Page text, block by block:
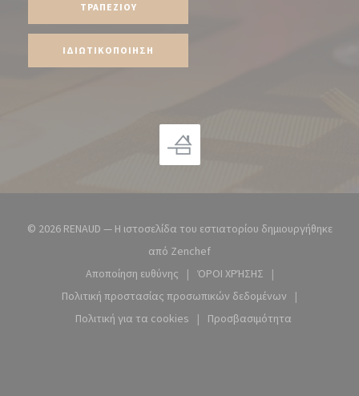
ΤΡΑΠΕΖΙΟΎ
ΙΔΙΩΤΙΚΟΠΟΊΗΣΗ
© 2026 RENAUD — Η ιστοσελίδα του εστιατορίου δημιουργήθηκε
από Zenchef((ανοίγει σε νέο παράθυρο))
Αποποίηση ευθύνης
((ανοίγει σε νέο παράθυρο))
ΌΡΟΙ ΧΡΉΣΗΣ
((ανοίγει σε νέο
Πολιτική προστασίας προσωπικών δεδομένων
((ανοίγει σε νέο παράθυρο))
Πολιτική για τα cookies
((ανοίγει σε νέο παράθυρο))
Προσβασιμότητα
((ανοίγει σε νέο